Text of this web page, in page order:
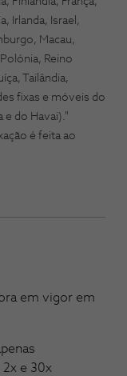
Irlanda, Israel,
Macau,
Reino
Tailândia,
fixas e móveis do
e do Havai)."
é feita ao
em vigor em
e 30x